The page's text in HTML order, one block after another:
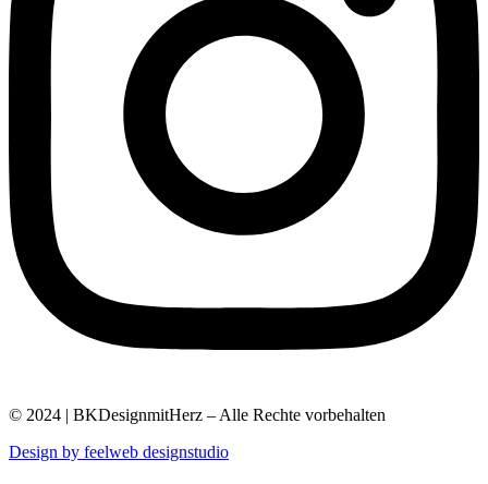
© 2024 | BKDesignmitHerz – Alle Rechte vorbehalten
Design by feelweb designstudio